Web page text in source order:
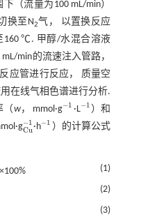
下（流量为100 mL/min）
换至N2气， 以置换反应
160 ℃. 甲醇/水混合溶液
min的流速注入管路，
应管进行反应， 质量空
在线气相色谱进行分析.
（w， mmol·g−1
1 ·L−1
- 1 ）和
−1
Cu
Cu -1
·h−1
1 ）的计算公式
eOH
×100% (1)
(2)
(3)